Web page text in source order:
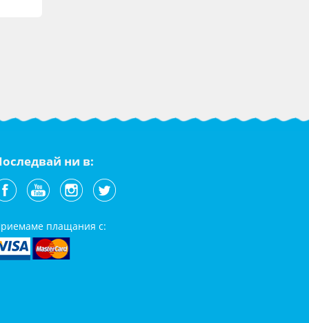
ни в:
плащания с: